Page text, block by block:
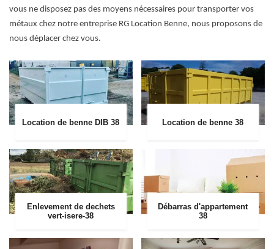
vous ne disposez pas des moyens nécessaires pour transporter vos
métaux chez notre entreprise RG Location Benne, nous proposons de
nous déplacer chez vous.
Location de benne DIB 38 Location de benne 38
Enlevement de dechets
vert-isere-38
Débarras d'appartement
38